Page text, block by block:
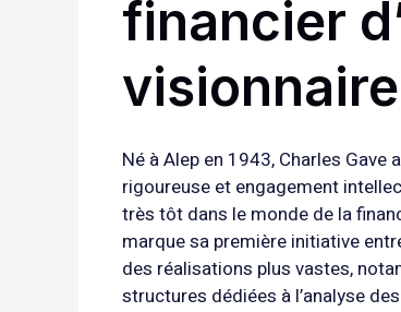
financier
visionnaire
Né à Alep en 1943, Charles
rigoureuse et engagement
très tôt dans le monde de la
marque sa première initiative
des réalisations plus vastes,
structures dédiées à l’analyse